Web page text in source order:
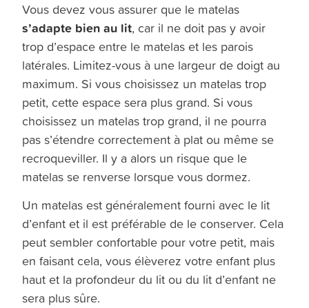
Vous devez vous assurer que le matelas
s’adapte bien au lit, car il ne doit pas y avoir
trop d’espace entre le matelas et les parois
latérales. Limitez-vous à une largeur de doigt au
maximum. Si vous choisissez un matelas trop
petit, cette espace sera plus grand. Si vous
choisissez un matelas trop grand, il ne pourra
pas s’étendre correctement à plat ou même se
recroqueviller. Il y a alors un risque que le
matelas se renverse lorsque vous dormez.
Un matelas est généralement fourni avec le lit
d’enfant et il est préférable de le conserver. Cela
peut sembler confortable pour votre petit, mais
en faisant cela, vous élèverez votre enfant plus
haut et la profondeur du lit ou du lit d’enfant ne
sera plus sûre.